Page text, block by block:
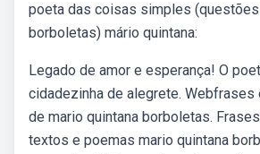
poeta das coisas simples
borboletas) mário quintana:
Legado de amor e esperança! O
cidadezinha de alegrete. Webfrases
de mario quintana borboletas.
textos e poemas mario quintana